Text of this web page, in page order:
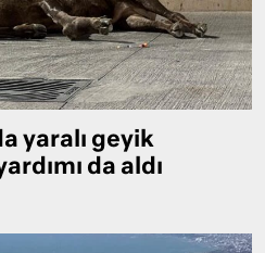
yaralı geyik
da aldı